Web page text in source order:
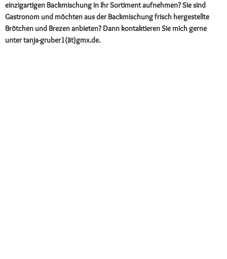
einzigartigen Backmischung in Ihr Sortiment aufnehmen? Sie sind
Gastronom und möchten aus der Backmischung frisch hergestellte
Brötchen und Brezen anbieten? Dann kontaktieren Sie mich gerne
unter tanja-gruber1(ät)gmx.de.